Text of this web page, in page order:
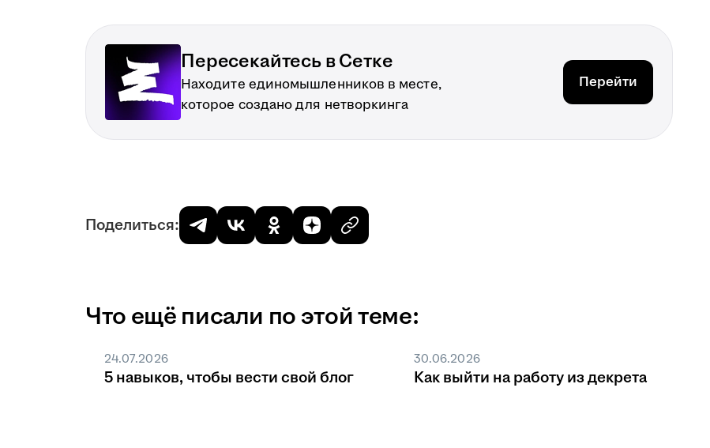
Пересекайтесь в Сетке
Находите единомышленников в месте,
которое создано для нетворкинга
Перейти
Поделиться:
Что ещё писали по этой теме:
24.07.2026
5 навыков, чтобы вести свой блог
30.06.2026
Как выйти на работу из декрета